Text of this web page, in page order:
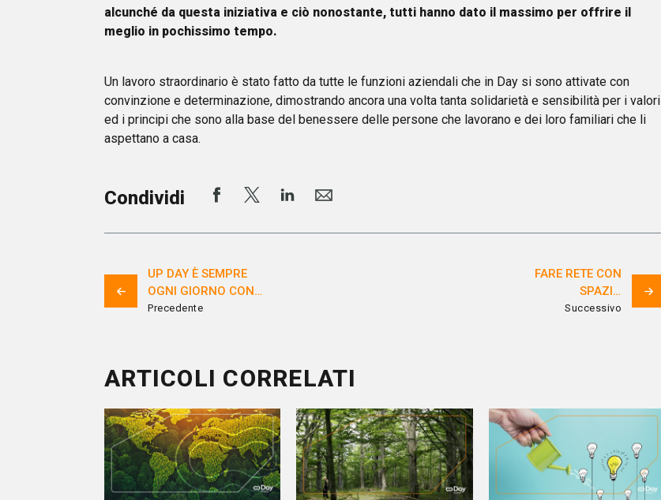
alcunché da questa iniziativa e ciò nonostante, tutti hanno dato il massimo per offrire il
meglio in pochissimo tempo.
Un lavoro straordinario è stato fatto da tutte le funzioni aziendali che in Day si sono attivate con
convinzione e determinazione, dimostrando ancora una volta tanta solidarietà e sensibilità per i valori
ed i principi che sono alla base del benessere delle persone che lavorano e dei loro familiari che li
aspettano a casa.
Condividi
UP DAY È SEMPRE
OGNI GIORNO CON
TE IN SMART
Precedente
FARE RETE CON
SPAZIO
CONNESSIONE,
Successivo
ARTICOLI CORRELATI